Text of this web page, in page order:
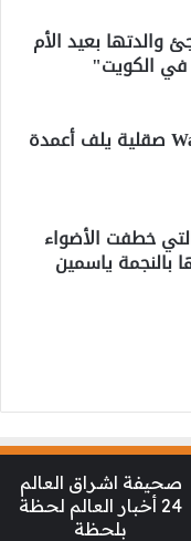
والدتها بعيد الأم
الكويت"
Watch: Mount etna in صقلية يلف أعمدة
خطفت الأضواء
بالنجمة ياسمين
صحيفة اشراق العالم
24 أخبار العالم لحظة
بلحظة